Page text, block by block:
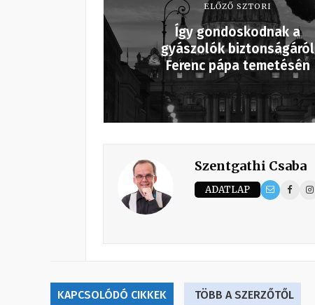
ELŐZŐ SZTORI
Így gondoskodnak a
gyászolók biztonságáról
Ferenc pápa temetésén
Szentgathi Csaba
ADATLAP
KAPCSOLÓDÓ CIKKEK TÖBB A SZERZŐTŐL